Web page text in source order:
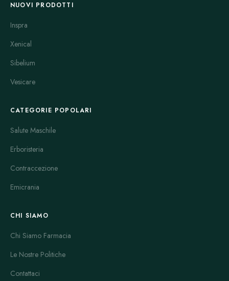
NUOVI PRODOTTI
Inspra
Xenical
Sibelium
Vesicare
CATEGORIE POPOLARI
Salute Maschile
Erboristeria
Contraccezione
Emicrania
CHI SIAMO
Chi Siamo Farmacia
Le Nostre Politiche
Contattaci